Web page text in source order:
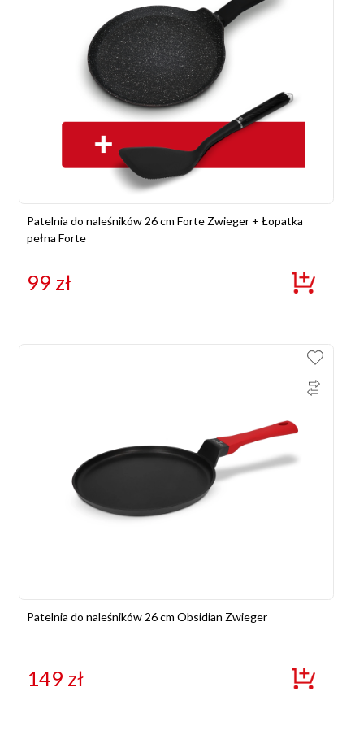
Patelnia do naleśników 26 cm Forte Zwieger + Łopatka
pełna Forte
99 zł
Patelnia do naleśników 26 cm Obsidian Zwieger
149 zł